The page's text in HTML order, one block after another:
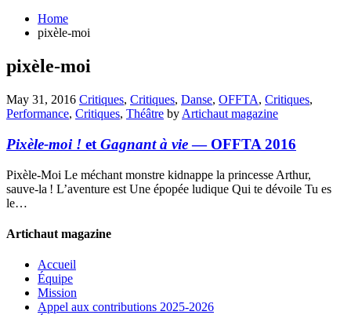
Home
pixèle-moi
pixèle-moi
May 31, 2016 Critiques, Critiques, Danse, OFFTA, Critiques,
Performance, Critiques, Théâtre by Artichaut magazine
Pixèle-moi ! et Gagnant à vie— OFFTA 2016
Pixèle-Moi Le méchant monstre kidnappe la princesse Arthur,
sauve-la ! L’aventure est Une épopée ludique Qui te dévoile Tu es
le…
Artichaut magazine
Accueil
Équipe
Mission
Appel aux contributions 2025-2026